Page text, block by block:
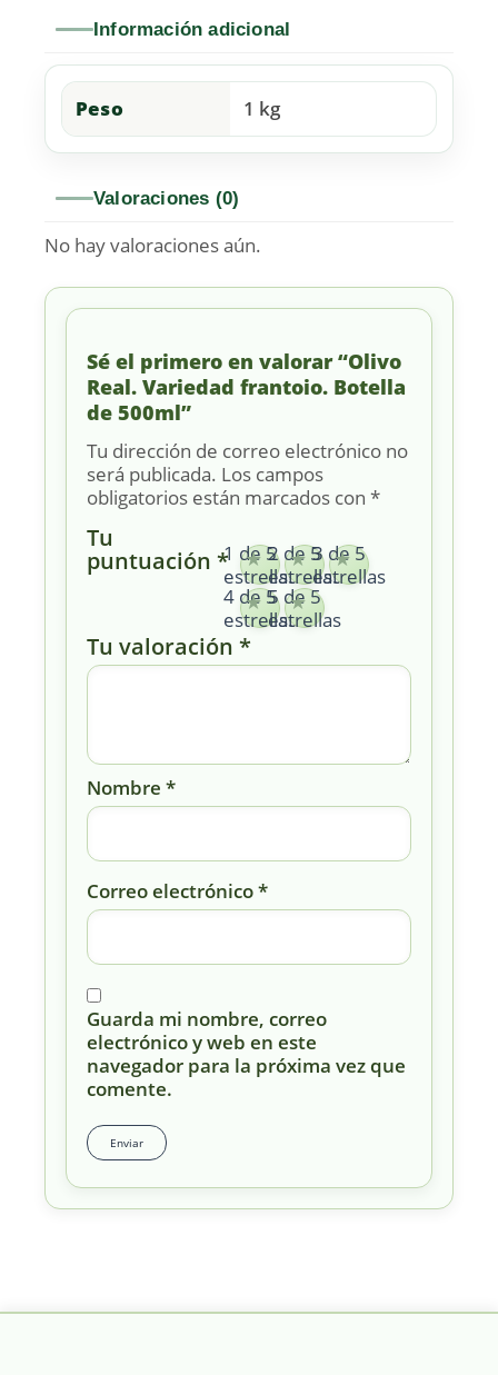
Información adicional
Peso 1 kg
Valoraciones (0)
No hay valoraciones aún.
Sé el primero en valorar “Olivo
Real. Variedad frantoio. Botella
de 500ml”
Tu dirección de correo electrónico no
será publicada. Los campos
obligatorios están marcados con *
Tu
puntuación *1 de 5
estrellas
2 de 5
estrellas
3 de 5
estrellas
4 de 5
estrellas
5 de 5
estrellas
Tu valoración *
Nombre *
Correo electrónico*
Guarda mi nombre, correo
electrónico y web en este
navegador para la próxima vez que
comente.